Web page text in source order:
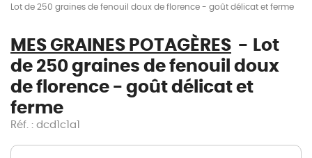
Lot de 250 graines de fenouil doux de florence - goût délicat et ferme
MES GRAINES POTAGÈRES
Lot
de 250 graines de fenouil doux
de florence - goût délicat et
ferme
Réf. : dcd1c1a1